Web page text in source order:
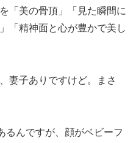
「美の骨頂」「見た瞬間に
「精神面と心が豊かで美し
妻子ありですけど。まさ
るんですが、顔がベビーフ